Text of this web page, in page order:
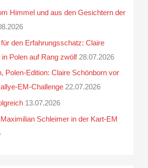
Himmel und aus den Gesichtern der
den Erfahrungsschatz: Claire
in Polen auf Rang zwölf 28.07.2026
Polen-Edition: Claire Schönborn vor
EM-Challenge 22.07.2026
13.07.2026
Schleimer in der Kart-EM